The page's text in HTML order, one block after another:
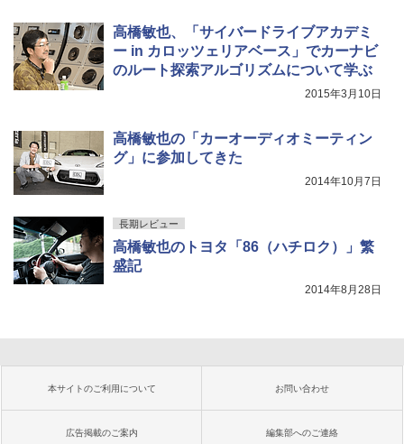
高橋敏也、「サイバードライブアカデミ
ー in カロッツェリアベース」でカーナビ
のルート探索アルゴリズムについて学ぶ
2015年3月10日
高橋敏也の「カーオーディオミーティン
グ」に参加してきた
2014年10月7日
長期レビュー
高橋敏也のトヨタ「86（ハチロク）」繁
盛記
2014年8月28日
本サイトのご利用について お問い合わせ
広告掲載のご案内 編集部へのご連絡